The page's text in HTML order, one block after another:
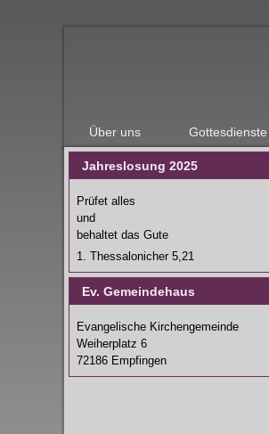
Über uns Gottesdienste
Jahreslosung 2025
Prüfet alles
und
behaltet das Gute
1. Thessalonicher 5,21
Ev. Gemeindehaus
Evangelische Kirchengemeinde
Weiherplatz 6
72186 Empfingen